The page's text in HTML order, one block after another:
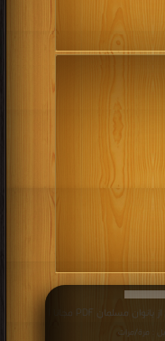
قراءة و تحميل كتاب كتاب اعمال مخالف با شرع برخی از بانوان مسلمان PDF مجانا |
: مرة/مرات